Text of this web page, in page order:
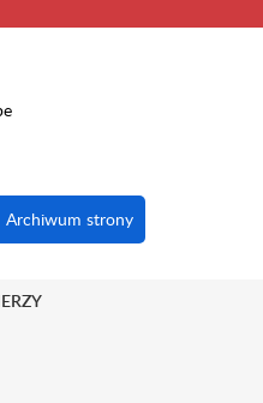
Archiwum strony